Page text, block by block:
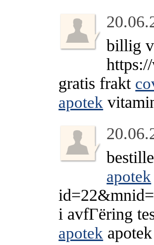
billig
gratis frakt
apotek
apotek
i avfГёring
apotek